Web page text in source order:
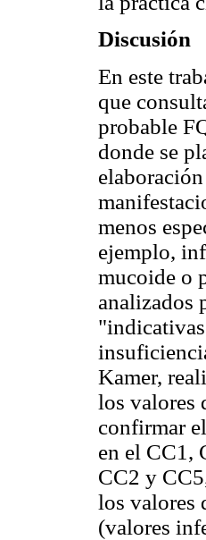
Discusión
En este
que
probable
donde se
menos
ejemplo,
mucoide o
analizados
Kamer,
los valores
confirmar
en el CC1,
CC2 y
los valores
(valores